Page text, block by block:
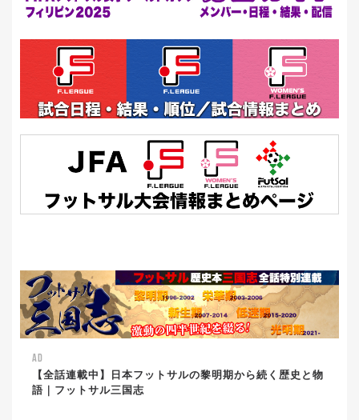
AD
【全話連載中】日本フットサルの黎明期から続く歴史と物
語｜フットサル三国志